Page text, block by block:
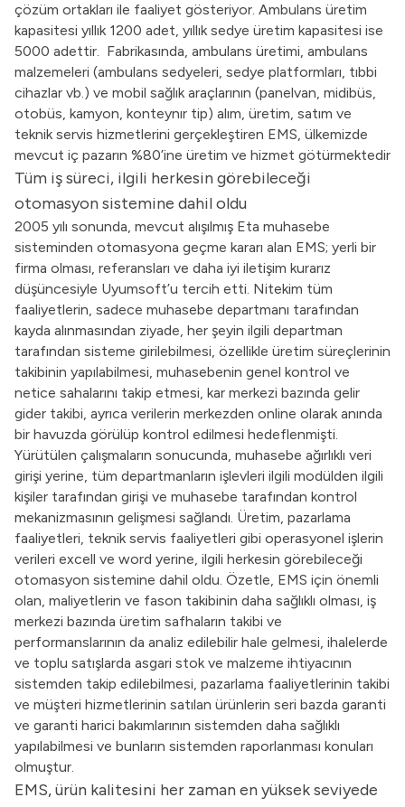
çözüm ortakları ile faaliyet gösteriyor. Ambulans üretim
kapasitesi yıllık 1200 adet, yıllık sedye üretim kapasitesi ise
5000 adettir. Fabrikasında, ambulans üretimi, ambulans
malzemeleri (ambulans sedyeleri, sedye platformları, tıbbi
cihazlar vb.) ve mobil sağlık araçlarının (panelvan, midibüs,
otobüs, kamyon, konteynır tip) alım, üretim, satım ve
teknik servis hizmetlerini gerçekleştiren EMS, ülkemizde
mevcut iç pazarın %80’ine üretim ve hizmet götürmektedir
Tüm iş süreci, ilgili herkesin görebileceği
otomasyon sistemine dahil oldu
2005 yılı sonunda, mevcut alışılmış Eta muhasebe
sisteminden otomasyona geçme kararı alan EMS; yerli bir
firma olması, referansları ve daha iyi iletişim kurarız
düşüncesiyle Uyumsoft’u tercih etti. Nitekim tüm
faaliyetlerin, sadece muhasebe departmanı tarafından
kayda alınmasından ziyade, her şeyin ilgili departman
tarafından sisteme girilebilmesi, özellikle üretim süreçlerinin
takibinin yapılabilmesi, muhasebenin genel kontrol ve
netice sahalarını takip etmesi, kar merkezi bazında gelir
gider takibi, ayrıca verilerin merkezden online olarak anında
bir havuzda görülüp kontrol edilmesi hedeflenmişti.
Yürütülen çalışmaların sonucunda, muhasebe ağırlıklı veri
girişi yerine, tüm departmanların işlevleri ilgili modülden ilgili
kişiler tarafından girişi ve muhasebe tarafından kontrol
mekanizmasının gelişmesi sağlandı. Üretim, pazarlama
faaliyetleri, teknik servis faaliyetleri gibi operasyonel işlerin
verileri excell ve word yerine, ilgili herkesin görebileceği
otomasyon sistemine dahil oldu. Özetle, EMS için önemli
olan, maliyetlerin ve fason takibinin daha sağlıklı olması, iş
merkezi bazında üretim safhaların takibi ve
performanslarının da analiz edilebilir hale gelmesi, ihalelerde
ve toplu satışlarda asgari stok ve malzeme ihtiyacının
sistemden takip edilebilmesi, pazarlama faaliyetlerinin takibi
ve müşteri hizmetlerinin satılan ürünlerin seri bazda garanti
ve garanti harici bakımlarının sistemden daha sağlıklı
yapılabilmesi ve bunların sistemden raporlanması konuları
olmuştur.
EMS, ürün kalitesini her zaman en yüksek seviyede